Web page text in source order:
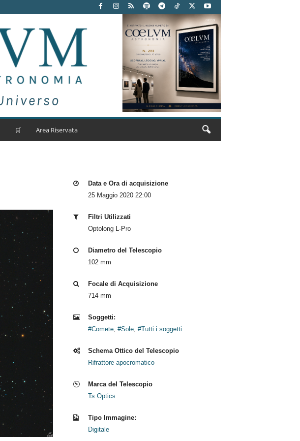
🛒 Area Riservata
Data e Ora di acquisizione
25 Maggio 2020 22:00
Filtri Utilizzati
Optolong L-Pro
Diametro del Telescopio
102 mm
Focale di Acquisizione
714 mm
Soggetti:
#Comete, #Sole, #Tutti i soggetti
Schema Ottico del Telescopio
Rifrattore apocromatico
Marca del Telescopio
Ts Optics
Tipo Immagine:
Digitale